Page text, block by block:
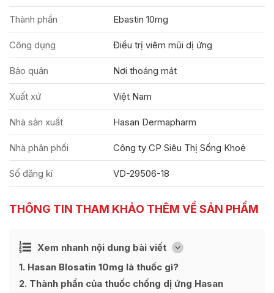
Thành phần Ebastin 10mg
Công dụng Điều trị viêm mũi dị ứng
Bảo quản Nơi thoáng mát
Xuất xứ Việt Nam
Nhà sản xuất Hasan Dermapharm
Nhà phân phối Công ty CP Siêu Thị Sống Khoẻ
Số đăng kí VD-29506-18
THÔNG TIN THAM KHẢO THÊM VỀ SẢN PHẨM
Xem nhanh nội dung bài viết [
Ẩn
1 Hasan Blosatin 10mg là thuốc gì?
2 Thành phần của thuốc chống dị ứng Hasan